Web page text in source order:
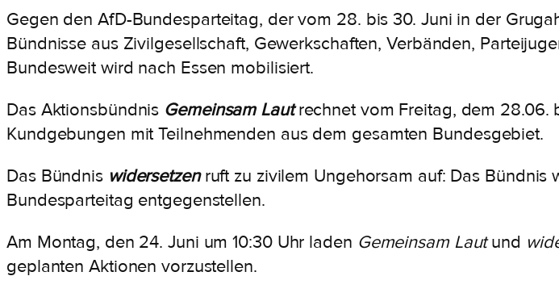
Gegen den AfD-Bundesparteitag, der vom 28. bis 30. Juni in der
Bündnisse aus Zivilgesellschaft, Gewerkschaften, Verbänden,
Bundesweit wird nach Essen mobilisiert.
Das Aktionsbündnis Gemeinsam Lautrechnet vom Freitag, dem 28.06.
Kundgebungen mit Teilnehmenden aus dem gesamten Bundesgebiet.
Das Bündnis widersetzenruft zu zivilem Ungehorsam auf: Das
Bundesparteitag entgegenstellen.
Am Montag, den 24. Juni um 10:30 Uhr laden Gemeinsam Lautund
geplanten Aktionen vorzustellen.